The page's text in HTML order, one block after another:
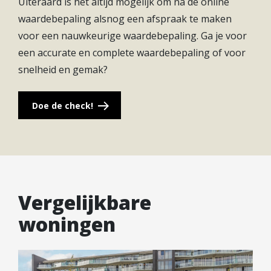
hoogwaardig sanitair en tegelwerk. Doordat het
toilet apart is gepositioneerd behoud je volop
ruimte in de badkamer. De hoogwaardige
afwerking komt ook terug in de keuken. De keuken
is voorzien van diverse inbouwapparatuur van het
prachtige vloer- en wandafwerking op, met PVC
* Let op: De foto geeft een goed beeld van de
afwerking maar is niet van dit appartement.
waardebepaling alsnog een afspraak te maken
voor een nauwkeurige waardebepaling. Ga je voor
een accurate en complete waardebepaling of voor
snelheid en gemak?
Doe de check!
Vergelijkbare
woningen